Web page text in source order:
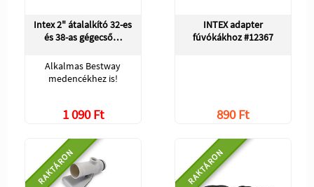
Intex 2" átalalkító 32-es
és 38-as gégecső…
Alkalmas Bestway
medencékhez is!
1 090 Ft
INTEX adapter
fúvókákhoz #12367
890 Ft
RAKTÁRON RAKTÁRON